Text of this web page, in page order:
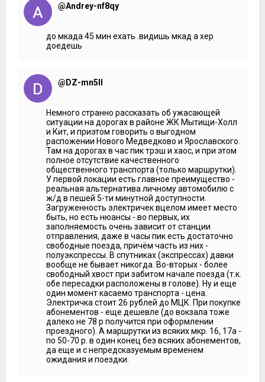
@Andrey-nf8qy
до мкада 45 мин ехать .видишь мкад а хер
доедешь
@DZ-mn5ll
Немного странно рассказать об ужасающей
ситуации на дорогах в районе ЖК Мытищи-Холл
и Кит, и приэтом говорить о выгодном
распожении Нового Медведково и Ярославского.
Там на дорогах в час пик трэш и хаос, и при этом
полное отсутствие качественного
общественного транспорта (только маршрутки).
У первой локации есть главное преимущество -
реальная альтернатива личному автомобилю с
ж/д в пешей 5-ти минутной доступности.
Загруженность электричек вцелом имеет место
быть, но есть нюансы - во первых, их
заполняемость очень зависит от станции
отправления, даже в часы пик есть достаточно
свободные поезда, причём часть из них -
полуэкспрессы. В спутниках (экспрессах) давки
вообще не бывает никогда. Во-вторых - более
свободный хвост при забитом начале поезда (т.к.
обе пересадки расположены в голове). Ну и еще
один момент касаемо транспорта - цена.
Электричка стоит 26 рублей до МЦК. При покупке
абонементов - еще дешевле (до вокзала тоже
далеко не 78 р получится при оформлении
проездного). А маршрутки из всяких мкр. 16, 17а -
по 50-70 р. в один конец без всяких абонементов,
да еще и с непредсказуемым временем
ожидания и поездки.